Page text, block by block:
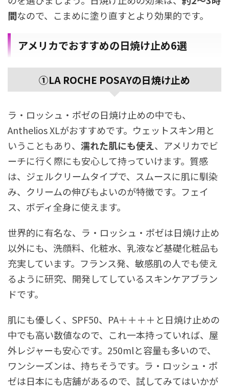
間なので、こまめに塗り直すとより効果的です。
アメリカでおすすめの日焼け止め6選
①LA ROCHE POSAYの日焼け止め
ラ・ロッシュ・ポゼの日焼け止めの中でも、
Anthelios XLがおすすめです。ウェットスキン用と
いうこともあり、 濡れた肌にも使え、アメリカでビ
ーチに行く際にも安心して持っていけます。質感
は、ジェルクリームタイプで、スムースに肌に馴染
み、クリームの伸びもよいのが特徴です。フェイ
ス、ボディ全身に使えます。
世界的に有名な、ラ・ロッシュ・ポゼは日焼け止め
以外にも、洗顔料、化粧水、乳液など基礎化粧品も
充実しています。フランス発、敏感肌の人でも使え
るように研究、開発してしているスキンケアブラン
ドです。
肌にも優しく、SPF50、PA＋＋＋＋と日焼け止めの
中でも高い数値なので、これ一本持っていれば、屋
外レジャーも安心です。250mlと容量も多いので、
ワンシーズンは、持ちそうです。ラ・ロッシュ・ポ
ゼは日本にも店舗があるので、試してみてはいかが